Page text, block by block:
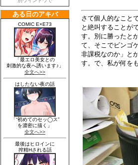
さて個人的なこと
と絶叫することが
す。別に勝ったと
て、そこでビンゴ
非課税なのか」と
す。で、私が何を